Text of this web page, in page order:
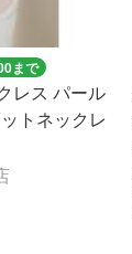
まで
レス パール
トネックレ